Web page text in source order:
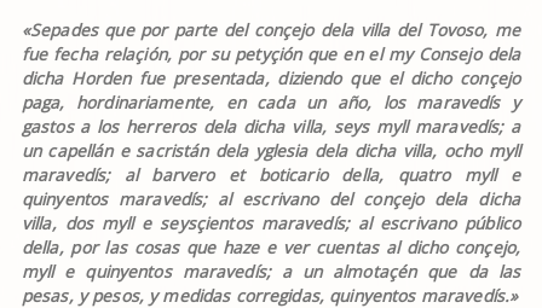
«Sepades que por parte del conçejo dela villa del Tovoso, me
fue fecha relaçión, por su petyçión que en el my Consejo dela
dicha Horden fue presentada, diziendo que el dicho conçejo
paga, hordinariamente, en cada un año, los maravedís y
gastos a los herreros dela dicha villa, seys myll maravedís; a
un capellán e sacristán dela yglesia dela dicha villa, ocho myll
maravedís; al barvero et boticario della, quatro myll e
quinyentos maravedís; al escrivano del conçejo dela dicha
villa, dos myll e seysçientos maravedís; al escrivano público
della, por las cosas que haze e ver cuentas al dicho conçejo,
myll e quinyentos maravedís; a un almotaçén que da las
pesas, y pesos, y medidas corregidas, quinyentos maravedís.»